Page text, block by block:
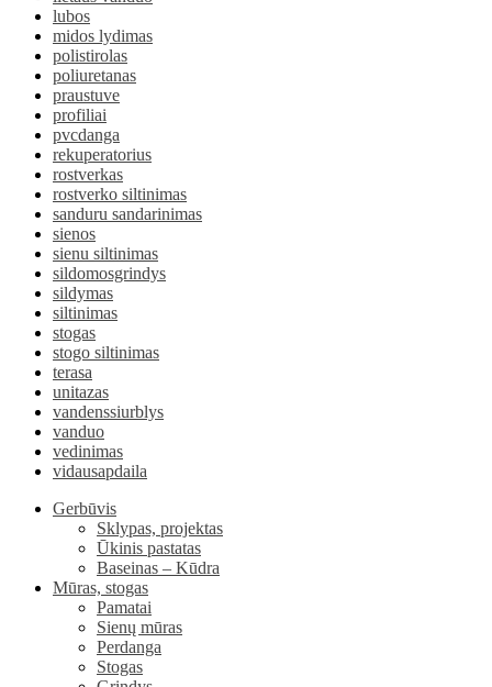
lubos
midos lydimas
polistirolas
poliuretanas
praustuve
profiliai
pvcdanga
rekuperatorius
rostverkas
rostverko siltinimas
sanduru sandarinimas
sienos
sienu siltinimas
sildomosgrindys
sildymas
siltinimas
stogas
stogo siltinimas
terasa
unitazas
vandenssiurblys
vanduo
vedinimas
vidausapdaila
Gerbūvis
Sklypas, projektas
Ūkinis pastatas
Baseinas – Kūdra
Mūras, stogas
Pamatai
Sienų mūras
Perdanga
Stogas